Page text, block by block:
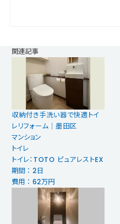
関連記事
収納付き手洗い器で快適トイ
レリフォーム｜墨田区
マンション
トイレ
トイレ：TOTO ピュアレストEX
期間 ： 2日
費用 ： 62万円